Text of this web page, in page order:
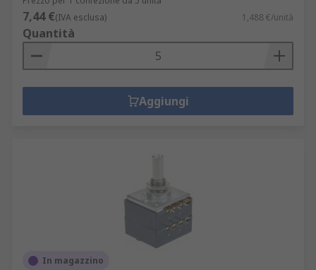
7,44 €(IVA esclusa) 1,488 €/unità
Quantità
Aggiungi
In magazzino